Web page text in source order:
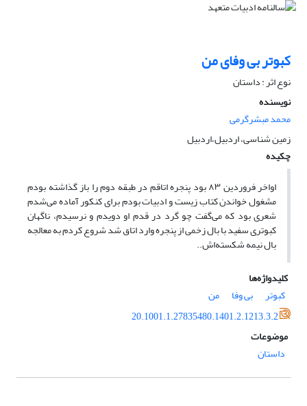
کبوتر بی وفای من
نوع اثر : داستان
نویسنده
محمد مبشرگرمی
زمین شناسی، اردبیل،اردبیل
چکیده
اواخر فروردین ۸۳ بود پنجره اتاقم در طبقه دوم را باز گذاشته بودم
مشغول خواندن کتاب زیست و ادبیات بودم برای کنکور آماده می‌شدم
شعری بود که می‌گفت چو گرد در قدم او دویدم و نرسیدم، ناگهان
کبوتری سفید با بال زخمی از پنجره وارد اتاق شد شروع کردم به معالجه
بال نیمه شکسته‌اش..
کلیدواژه‌ها
کبوتر
بی وفا
من
20.1001.1.27835480.1401.2.1213.3.2
موضوعات
داستان